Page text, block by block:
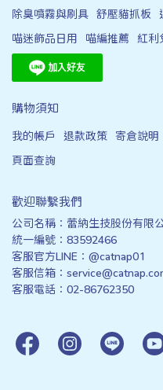
除臭噴霧與刷具 舒壓貓抓板
喵迷飾品日用
喵編推薦 紅利
購物須知
我的帳戶 退款政策 寄倉說明
頁面查詢
歡迎聯繫我們
公司名稱：蕾納生技股份有限
統一編號：83592466
客服官方LINE：@catnap01
客服信箱：
客服電話：02-86762350